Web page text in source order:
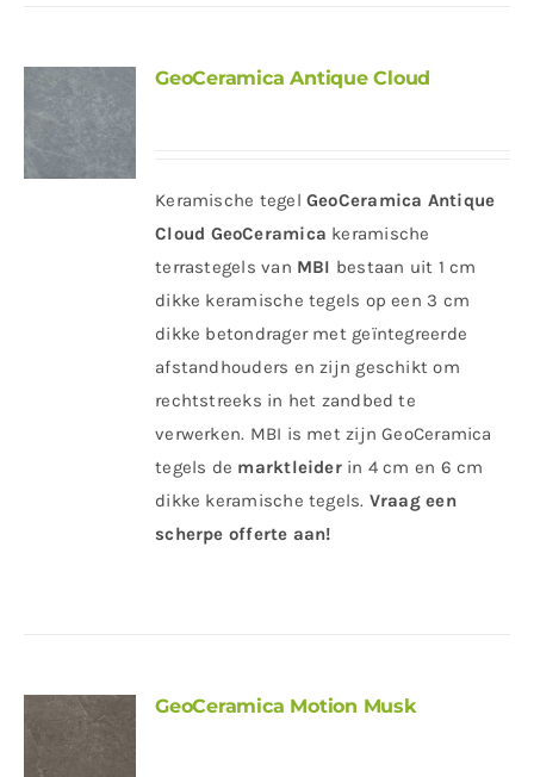
GeoCeramica Antique Cloud
Keramische tegel GeoCeramica Antique
Cloud GeoCeramica keramische
terrastegels van MBI bestaan uit 1 cm
dikke keramische tegels op een 3 cm
dikke betondrager met geïntegreerde
afstandhouders en zijn geschikt om
rechtstreeks in het zandbed te
verwerken. MBI is met zijn GeoCeramica
tegels de marktleiderin 4 cm en 6 cm
dikke keramische tegels. Vraag een
scherpe offerte aan!
GeoCeramica Motion Musk